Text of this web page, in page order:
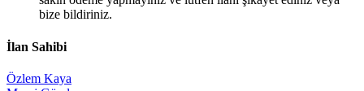
bize bildiriniz.
İlan Sahibi
Özlem Kaya